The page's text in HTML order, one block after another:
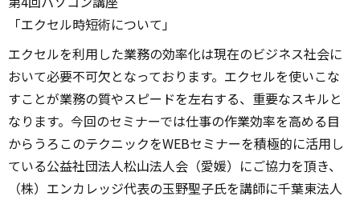
「エクセル時短術について」
エクセルを利用した業務の効率化は現在のビジネス社会に
おいて必要不可欠となっております。エクセルを使いこな
すことが業務の質やスピードを左右する、重要なスキルと
なります。今回のセミナーでは仕事の作業効率を高める目
からうろこのテクニックをWEBセミナーを積極的に活用し
ている公益社団法人松山法人会（愛媛）にご協力を頂き、
（株）エンカレッジ代表の玉野聖子氏を講師に千葉東法人